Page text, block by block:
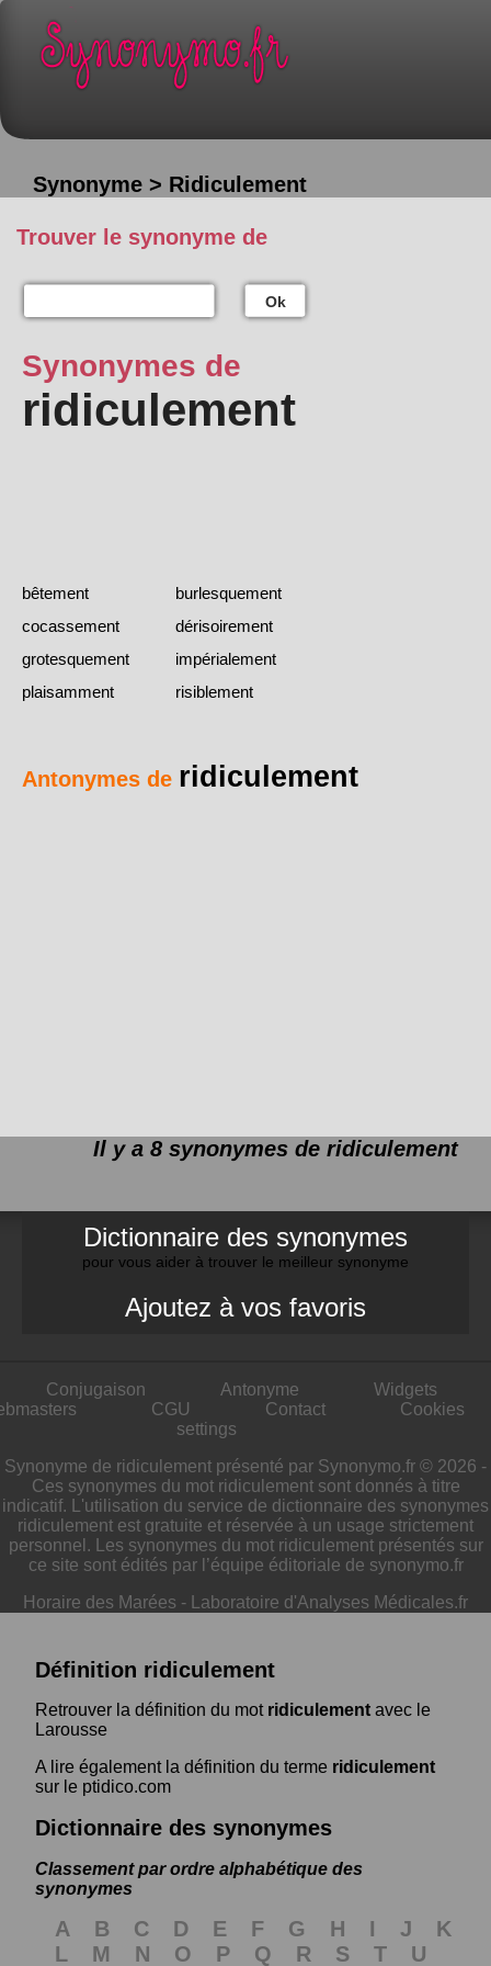
Synonyme > Ridiculement
Trouver le synonyme de
Ok
Synonymes de
ridiculement
bêtement
burlesquement
cocassement
dérisoirement
grotesquement
impérialement
plaisamment
risiblement
Antonymes de ridiculement
Il y a 8 synonymes de ridiculement
Dictionnaire des synonymes
pour vous aider à trouver le meilleur synonyme
Ajoutez à vos favoris
Conjugaison Antonyme
Widgets
CGU Contact
Cookies
settings
Synonyme de ridiculement présenté par Synonymo.fr © 2026 -
Ces synonymes du mot ridiculement sont donnés à titre
indicatif. L'utilisation du service de dictionnaire des synonymes
ridiculement est gratuite et réservée à un usage strictement
personnel. Les synonymes du mot ridiculement présentés sur
ce site sont édités par l’équipe éditoriale de synonymo.fr
Horaire des Marées - Laboratoire d'Analyses Médicales.fr
Définition ridiculement
Retrouver la définition du mot ridiculement avec le
Larousse
A lire également la définition du terme ridiculement
sur le ptidico.com
Dictionnaire des synonymes
Classement par ordre alphabétique des
synonymes
A B C D E F G H I J
K
L
M N O P Q R S T U